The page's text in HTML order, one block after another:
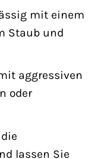
mit einem
Staub und
aggressiven
oder
lassen Sie